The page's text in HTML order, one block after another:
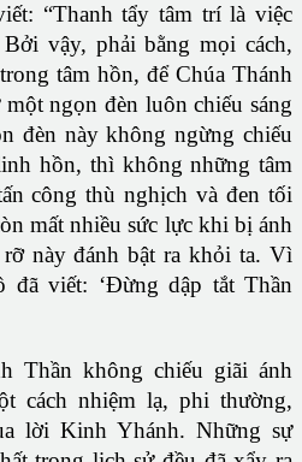
“Thanh tẩy tâm trí là việc
vậy, phải bằng mọi cách,
tâm hồn, để Chúa Thánh
ngọn đèn luôn chiếu sáng
đèn này không ngừng chiếu
hồn, thì không những tâm
công thù nghịch và đen tối
mất nhiều sức lực khi bị ánh
này đánh bật ra khỏi ta. Vì
viết: ‘Đừng dập tắt Thần
Thần không chiếu giãi ánh
cách nhiệm lạ, phi thường,
lời Kinh Yhánh. Những sự